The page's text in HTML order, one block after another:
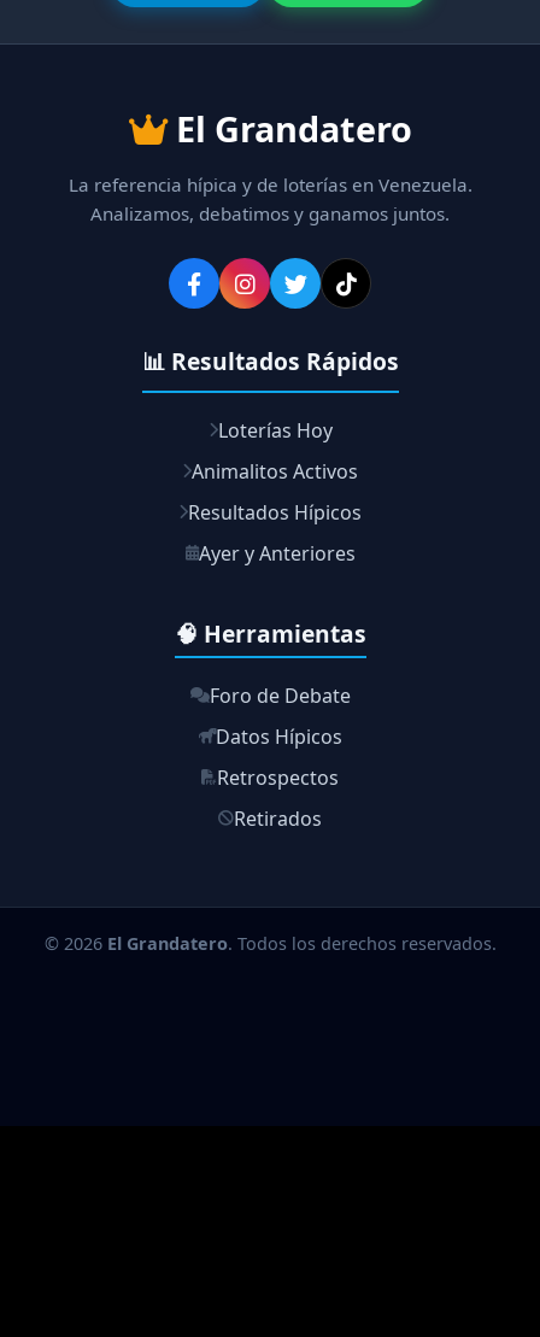
El Grandatero
La referencia hípica y de loterías en Venezuela.
Analizamos, debatimos y ganamos juntos.
📊 Resultados Rápidos
Loterías Hoy
Animalitos Activos
Resultados Hípicos
Ayer y Anteriores
🧠 Herramientas
Foro de Debate
Datos Hípicos
Retrospectos
Retirados
© 2026 El Grandatero. Todos los derechos reservados.